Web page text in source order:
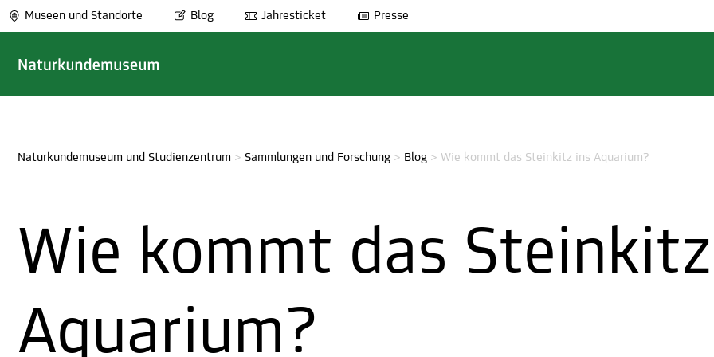
Museen und Standorte Blog Jahresticket Presse
Naturkundemuseum und Studienzentrum > Sammlungen und Forschung > Blog > Wie kommt das Steinkitz ins Aquarium?
Wie kommt das
Aquarium?